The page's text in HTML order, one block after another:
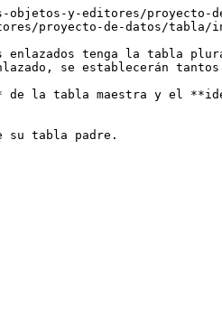
y-editores/proyecto-
proyecto-de-datos/
tenga la tabla
se establecerán
la tabla maestra y el